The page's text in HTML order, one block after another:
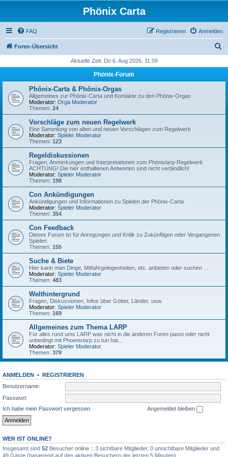
Phönix Carta
FAQ Anmelden
Registrieren
Foren-Übersicht
h
Aktuelle Zeit: Do 6. Aug 2026, 11:59
Phönix-Forum
Phönix-Carta & Phönix-Orgas
Allgemeines zur Phönix-Carta und Kontakte zu den Phönix-Orgas
Moderator: Orga Moderator
Themen: 24
Vorschläge zum neuen Regelwerk
Eine Sammlung von alten und neuen Vorschlägen zum Regelwerk
Moderator: Spieler Moderator
Themen: 123
Regeldiskussionen
Fragen, Anmerkungen und Interpretationen zum Phönixlarp-Regelwerk
ACHTUNG! Die hier enthaltenen Antworten sind nicht verbindlich!
Moderator: Spieler Moderator
Themen: 198
Con Ankündigungen
Ankündigungen und Informationen zu Spielen der Phönix-Carta
Moderator: Spieler Moderator
Themen: 354
Con Feedback
Dieses Forum ist für Anregungen und Kritik zu Zukünftigen oder Vergangenen
Spielen
Themen: 155
Suche & Biete
Hier kann man Dinge, Mitfahrgelegenheiten, etc. anbieten oder suchen ...
Moderator: Spieler Moderator
Themen: 483
Welthintergrund
Fragen, Diskussionen, Infos über Götter, Länder, usw.
Moderator: Spieler Moderator
Themen: 169
Allgemeines zum Thema LARP
Für alles rund ums LARP was nicht in die anderen Foren passt oder nicht
unbedingt mit Phoenixlarp zu tun hat...
Moderator: Spieler Moderator
Themen: 379
ANMELDEN • REGISTRIEREN
Benutzername:
Passwort:
Ich habe mein Passwort vergessen
Angemeldet bleiben
WER IST ONLINE?
Insgesamt sind 52 Besucher online :: 3 sichtbare Mitglieder, 0 unsichtbare Mitglieder und
49 Gäste (basierend auf den aktiven Besuchern der letzten 5 Minuten)